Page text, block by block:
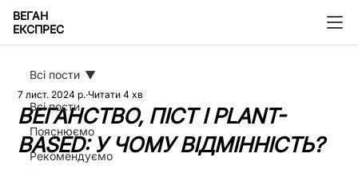
ВЕГАН
ЕКСПРЕС
Всі пости
Пояснюємо
Рекомендуємо
Всі пости
ВЕГАНСТВО, ПІСТ І PLANT-
BASED: У ЧОМУ ВІДМІННІСТЬ?
7 лист. 2024 р. Читати 4 хв